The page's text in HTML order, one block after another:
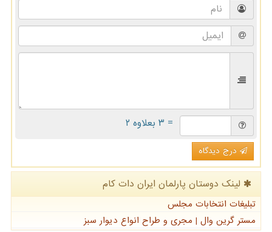
= ۳ بعلاوه ۲
درج دیدگاه
لینک دوستان پارلمان ایران دات كام
تبلیغات انتخابات مجلس
مستر گرین وال | مجری و طراح انواع دیوار سبز